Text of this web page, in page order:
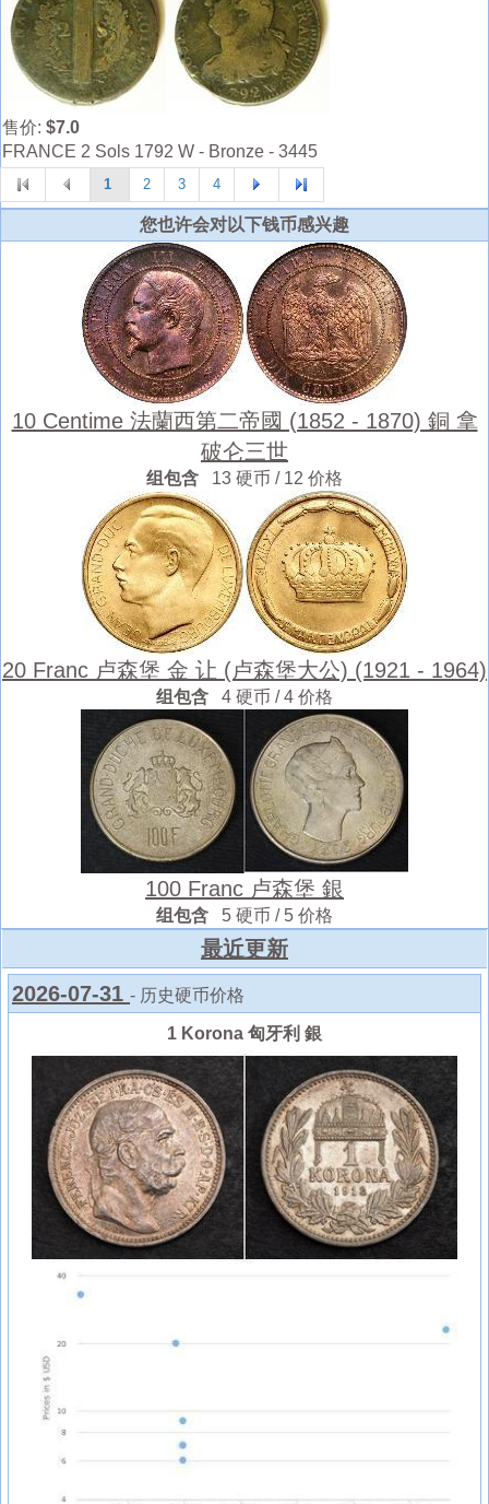
售价: $7.0
FRANCE 2 Sols 1792 W - Bronze - 3445
1 2 3 4
您也许会对以下钱币感兴趣
10 Centime 法蘭西第二帝國 (1852 - 1870) 銅 拿
破仑三世
组包含 13 硬币 / 12 价格
20 Franc 卢森堡 金 让 (卢森堡大公) (1921 - 1964)
组包含 4 硬币 / 4 价格
100 Franc 卢森堡 銀
组包含 5 硬币 / 5 价格
最近更新
2026-07-31 - 历史硬币价格
1 Korona 匈牙利 銀